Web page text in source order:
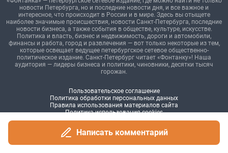
Написать комментарий